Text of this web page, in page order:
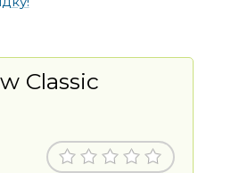
Classic